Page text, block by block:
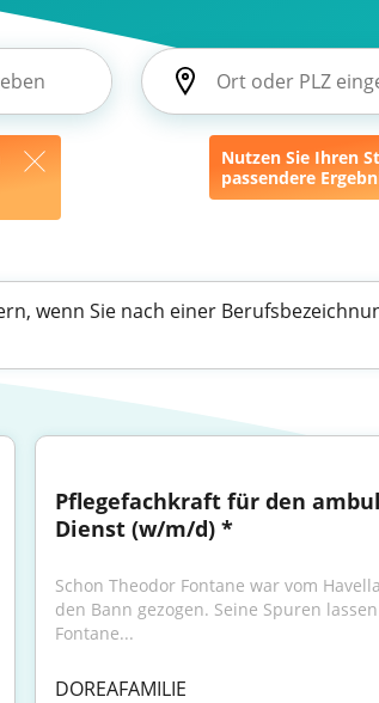
Nutzen Sie Ihren
passendere
wenn Sie nach einer
Pflegefachkraft für den
Dienst (w/m/d) *
Schon Theodor Fontane war vom
den Bann gezogen. Seine Spuren
Fontane...
DOREAFAMILIE